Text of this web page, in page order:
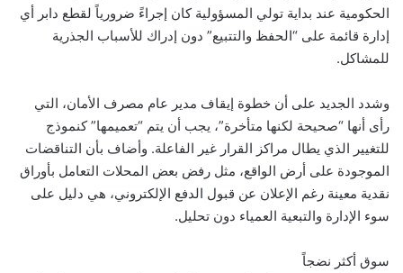
الحكومية عند بداية تولي المسؤولية كان إجراءً ضرورياً لقطع دابر أي
إدارة قائمة على “الحفظ والتتبيع” دون إدراك للأسباب الجذرية
للمشاكل.
وشدد الجديد على أن خطوة إيقاف مدير عام مصرف الأمان، التي
رأى أنها “صحيحة لكنها متأخرة”، يجب أن يتم “تعميمها” كنموذج
للتغيير الذي يطال مراكز القرار غير الفاعلة. وأضاف بأن التناقضات
الموجودة على أرض الواقع، مثل رفض بعض المحلات التعامل بأوراق
نقدية معينة رغم الإعلان عن قبول الدفع الإلكتروني، هي دليل على
سوء الإدارة والتبعية العمياء دون تحليل.
سوق أكثر نضجاً